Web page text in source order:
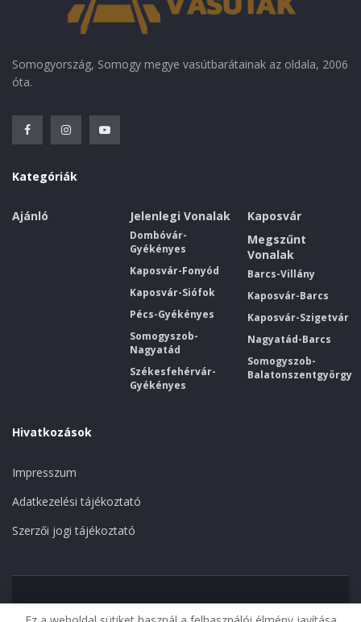
Somogyország, Somogy megye vasútbarátainak az oldala, 2006
óta.
Kategóriák
Ajánló Jelenlegi Vonalak
Dombóvár-
Gyékényes
Kaposvár-Fonyód
Kaposvár-Siófok
Pécs-Gyékényes
Somogyszob-
Nagyatád
Székesfehérvár-
Gyékényes
Kaposvár
Megszűnt
Vonalak
Barcs-Villány
Kaposvár-Barcs
Kaposvár-Szigetvár
Nagyatád-Barcs
Somogyszob-
Balatonszentgyörgy
Hivatkozások
Impresszum
Adatkezelési tájékoztató
Szerzői jogi tájékoztató
Kezdőoldal Megszűnt vonalak Kaposvár